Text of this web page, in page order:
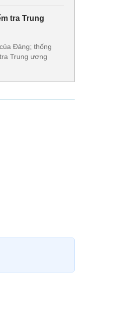
tra Trung
Đảng; thống
Trung ương